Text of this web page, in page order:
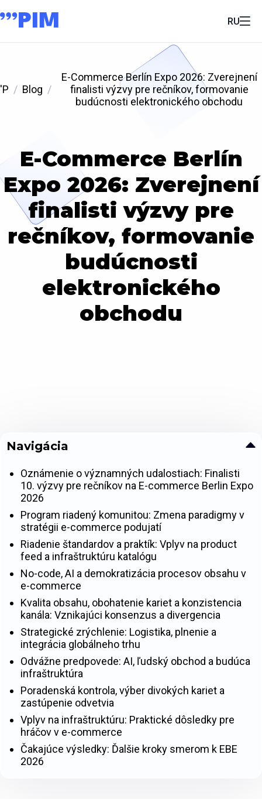
RU
'P Blog
E-Commerce Berlín Expo 2026: Zverejnení
finalisti výzvy pre rečníkov, formovanie
budúcnosti elektronického obchodu
E-Commerce Berlín
Expo 2026: Zverejnení
finalisti výzvy pre
rečníkov, formovanie
budúcnosti
elektronického
obchodu
Navigácia
Oznámenie o významných udalostiach: Finalisti
10. výzvy pre rečníkov na E-commerce Berlin Expo
2026
Program riadený komunitou: Zmena paradigmy v
stratégii e-commerce podujatí
Riadenie štandardov a praktík: Vplyv na product
feed a infraštruktúru katalógu
No-code, AI a demokratizácia procesov obsahu v
e-commerce
Kvalita obsahu, obohatenie kariet a konzistencia
kanála: Vznikajúci konsenzus a divergencia
Strategické zrýchlenie: Logistika, plnenie a
integrácia globálneho trhu
Odvážne predpovede: AI, ľudský obchod a budúca
infraštruktúra
Poradenská kontrola, výber divokých kariet a
zastúpenie odvetvia
Vplyv na infraštruktúru: Praktické dôsledky pre
hráčov v e-commerce
Čakajúce výsledky: Ďalšie kroky smerom k EBE
2026